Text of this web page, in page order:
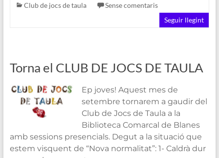
Club de jocs de taula
Sense comentaris
Seguir llegint
Torna el CLUB DE JOCS DE TAULA
Ep joves! Aquest mes de
setembre tornarem a gaudir del
Club de Jocs de Taula a la
Biblioteca Comarcal de Blanes
amb sessions presencials. Degut a la situació que
estem visquent de “Nova normalitat”: 1- Caldrà dur